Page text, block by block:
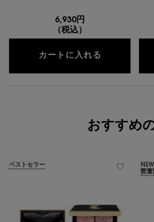
6,930円
（税込）
カートに入れる YSL ザ イ
おすすめ
ベストセラー
NEW
数量